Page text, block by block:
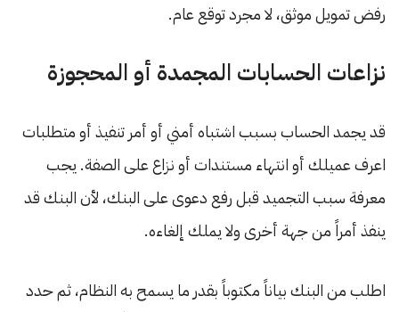
رفض تمويل موثق، لا مجرد توقع عام.
نزاعات الحسابات المجمدة أو المحجوزة
قد يجمد الحساب بسبب اشتباه أمني أو أمر تنفيذ أو متطلبات
اعرف عميلك أو انتهاء مستندات أو نزاع على الصفة. يجب
معرفة سبب التجميد قبل رفع دعوى على البنك، لأن البنك قد
ينفذ أمراً من جهة أخرى ولا يملك إلغاءه.
اطلب من البنك بياناً مكتوباً بقدر ما يسمح به النظام، ثم حدد